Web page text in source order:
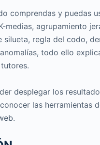
comprendas y puedas
medias, agrupamiento
silueta, regla del codo,
todo ello
desplegar los
las herramientas